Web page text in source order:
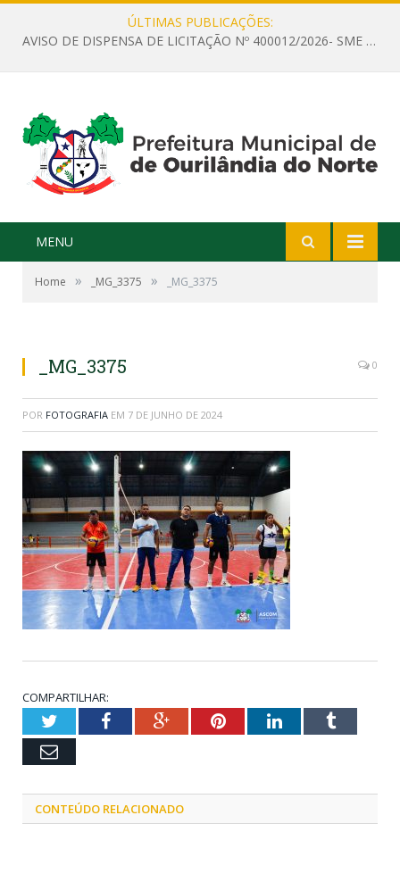
ÚLTIMAS PUBLICAÇÕES:
AVISO DE DISPENSA DE LICITAÇÃO Nº 400012/2026- SME – CONTRATAÇÃO DE EMPRESA ESPECIALIZADA PARA LOCAÇÃO DE ÔNIBUS EXECUTIVO COM CAPACIDADE DE 60 (SESSENTA) POLTRONAS, PARA TRANSPORTAR PROFESSORES RESPONSÁVEIS E ALUNOS PARA BRASÍLIA, COM SAÍDA DIA 10/08/2026 E RETORNO DIA 14/08/2026
MENU
Home » _MG_3375 » _MG_3375
_MG_3375 0
POR FOTOGRAFIA EM 7 DE JUNHO DE 2024
COMPARTILHAR:
TwitterFacebookGoogle+PinterestLinkedInTumblr
Email
CONTEÚDO RELACIONADO